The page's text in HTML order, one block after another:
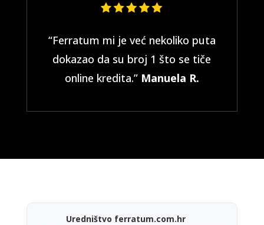
“Ferratum mi je već nekoliko puta
dokazao da su broj 1 što se tiče
online kredita.” Manuela R.
Uredništvo ferratum.com.hr